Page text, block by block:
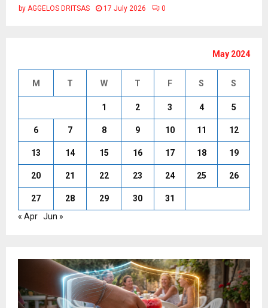
by AGGELOS DRITSAS 17 July 2026 0
May 2024
M T W T F S S
1 2 3 4 5
6 7 8 9 10 11 12
13 14 15 16 17 18 19
20 21 22 23 24 25 26
27 28 29 30
31
« Apr Jun »